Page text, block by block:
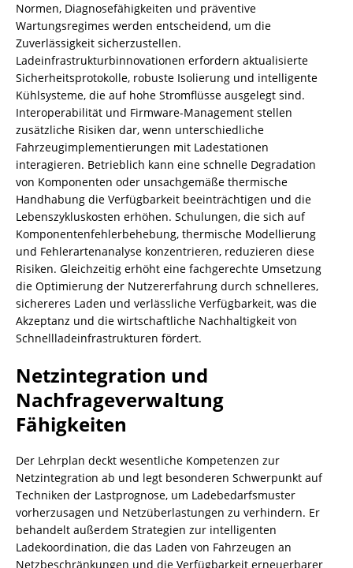
Normen, Diagnosefähigkeiten und präventive
Wartungsregimes werden entscheidend, um die
Zuverlässigkeit sicherzustellen.
Ladeinfrastrukturbinnovationen erfordern aktualisierte
Sicherheitsprotokolle, robuste Isolierung und intelligente
Kühlsysteme, die auf hohe Stromflüsse ausgelegt sind.
Interoperabilität und Firmware-Management stellen
zusätzliche Risiken dar, wenn unterschiedliche
Fahrzeugimplementierungen mit Ladestationen
interagieren. Betrieblich kann eine schnelle Degradation
von Komponenten oder unsachgemäße thermische
Handhabung die Verfügbarkeit beeinträchtigen und die
Lebenszykluskosten erhöhen. Schulungen, die sich auf
Komponentenfehlerbehebung, thermische Modellierung
und Fehlerartenanalyse konzentrieren, reduzieren diese
Risiken. Gleichzeitig erhöht eine fachgerechte Umsetzung
die Optimierung der Nutzererfahrung durch schnelleres,
sichereres Laden und verlässliche Verfügbarkeit, was die
Akzeptanz und die wirtschaftliche Nachhaltigkeit von
Schnellladeinfrastrukturen fördert.
Netzintegration und
Nachfrageverwaltung
Fähigkeiten
Der Lehrplan deckt wesentliche Kompetenzen zur
Netzintegration ab und legt besonderen Schwerpunkt auf
Techniken der Lastprognose, um Ladebedarfsmuster
vorherzusagen und Netzüberlastungen zu verhindern. Er
behandelt außerdem Strategien zur intelligenten
Ladekoordination, die das Laden von Fahrzeugen an
Netzbeschränkungen und die Verfügbarkeit erneuerbarer